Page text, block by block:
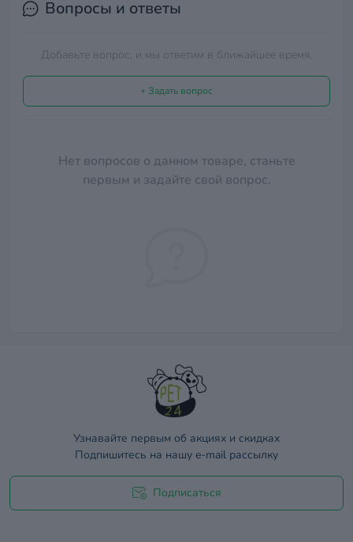
Вопросы и ответы
Добавьте вопрос, и мы ответим в ближайшее время.
+ Задать вопрос
Нет вопросов о данном товаре, станьте
первым и задайте свой вопрос.
Узнавайте первым об акциях и скидках
Подпишитесь на нашу e-mail рассылку
Подписаться